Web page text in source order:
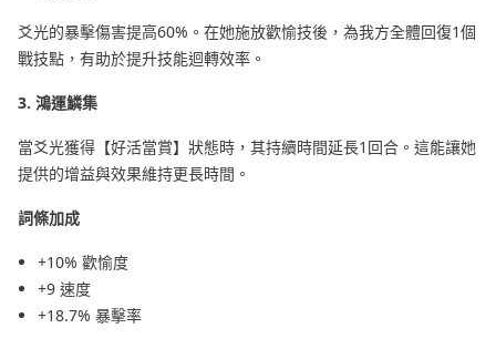
爻光的暴擊傷害提高60%。在她施放歡愉技後，為我方全體回復1個
戰技點，有助於提升技能迴轉效率。
3. 鴻運鱗集
當爻光獲得【好活當賞】狀態時，其持續時間延長1回合。這能讓她
提供的增益與效果維持更長時間。
詞條加成
+10% 歡愉度
+9 速度
+18.7% 暴擊率